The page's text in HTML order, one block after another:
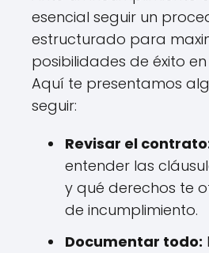
esencial seguir un
estructurado para
posibilidades de éxito
Aquí te presentamos
seguir:
Revisar el
entender las
y qué derechos te
de incumplimiento.
Documentar todo: